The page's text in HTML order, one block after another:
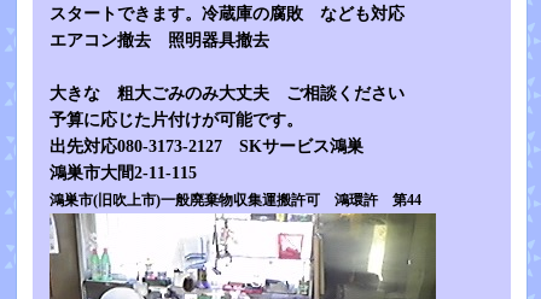
スタートできます。冷蔵庫の腐敗 なども対応
エアコン撤去 照明器具撤去
大きな 粗大ごみのみ大丈夫 ご相談ください
予算に応じた片付けが可能です。
出先対応080-3173-2127 SKサービス鴻巣
鴻巣市大間2-11-115
鴻巣市(旧吹上市)一般廃棄物収集運搬許可 鴻環許 第44